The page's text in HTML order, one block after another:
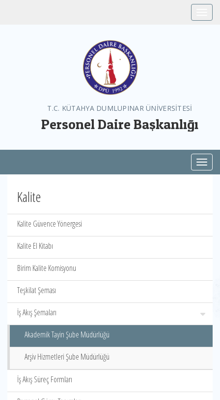
T.C. KÜTAHYA DUMLUPINAR ÜNİVERSİTESİ
Personel Daire Başkanlığı
Kalite
Kalite Güvence Yönergesi
Kalite El Kitabı
Birim Kalite Komisyonu
Teşkilat Şeması
İş Akış Şemaları
Akademik Tayin Şube Müdürlüğü
Arşiv Hizmetleri Şube Müdürlüğü
İş Akış Süreç Formları